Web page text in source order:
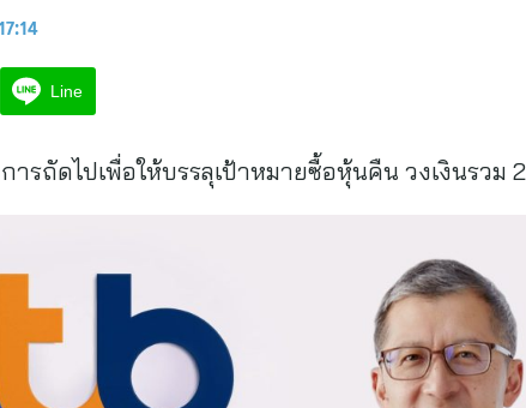
Line
ารถัดไปเพื่อให้บรรลุเป้าหมายซื้อหุ้นคืน วงเงินรวม